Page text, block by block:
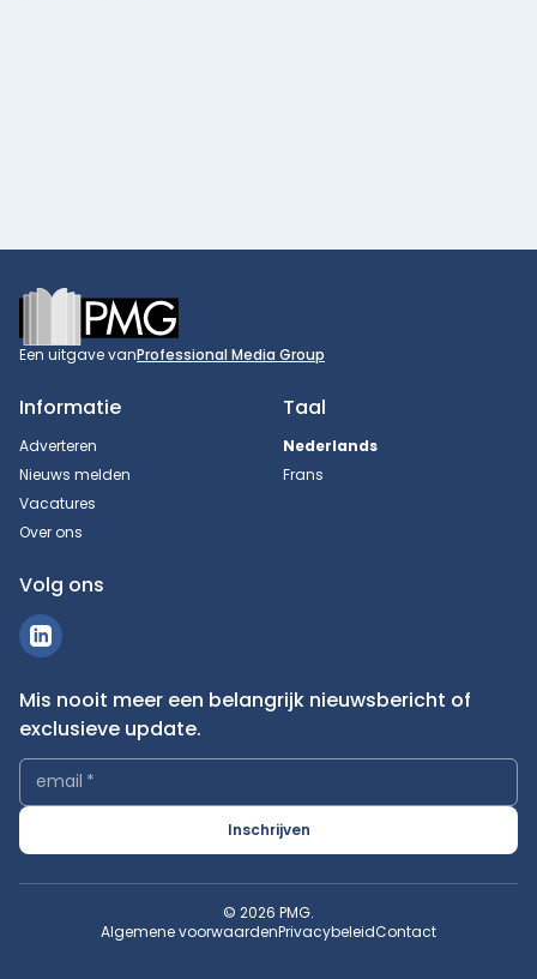
Footer
Een uitgave vanProfessional Media Group
Informatie
Adverteren
Nieuws melden
Vacatures
Over ons
Taal
Nederlands
Frans
Volg ons
Mis nooit meer een belangrijk nieuwsbericht of
exclusieve update.
email *
Inschrijven
© 2026 PMG.
Algemene voorwaardenPrivacybeleidContact